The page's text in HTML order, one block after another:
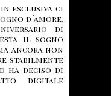
esclusiva ci
d´amore,
di
il sogno
ancora non
stabilmente
ha deciso di
digitale